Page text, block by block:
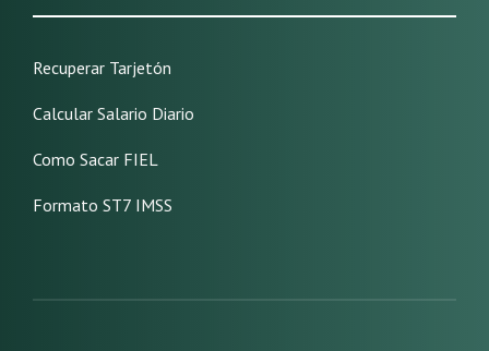
Recuperar Tarjetón
Calcular Salario Diario
Como Sacar FIEL
Formato ST7 IMSS